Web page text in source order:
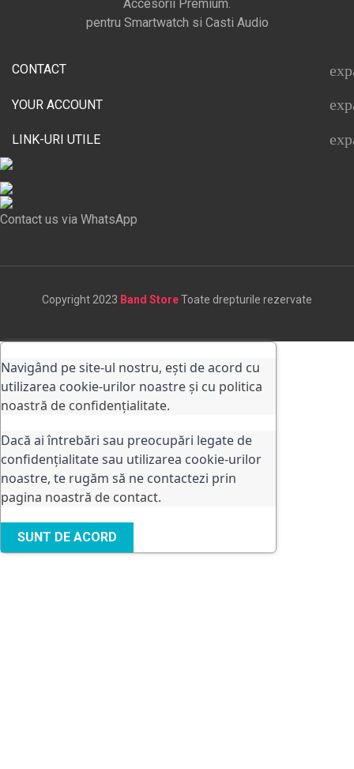
Accesorii Premium.
pentru Smartwatch si Casti Audio
CONTACT
YOUR ACCOUNT
LINK-URI UTILE
Contact us via WhatsApp
Copyright 2023 Band StoreToate drepturile rezervate
Navigând pe site-ul nostru, ești de acord cu
utilizarea cookie-urilor noastre și cu politica
noastră de confidențialitate.
Dacă ai întrebări sau preocupări legate de
confidențialitate sau utilizarea cookie-urilor
noastre, te rugăm să ne contactezi prin
pagina noastră de contact.
SUNT DE ACORD